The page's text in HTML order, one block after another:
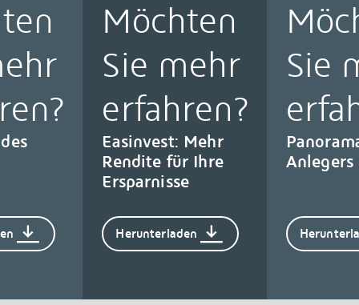
Möchten
Sie mehr
erfahren?
Easinvest: Mehr
Rendite für Ihre
Ersparnisse
Herunterladen
Sie
Anlegers